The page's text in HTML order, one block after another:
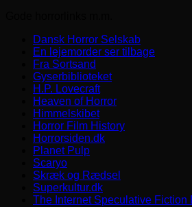
Dansk Horror Selskab
En lejemorder ser tilbage
Fra Sortsand
Gyserbiblioteket
H.P. Lovecraft
Heaven of Horror
Himmelskibet
Horror Film History
Horrorsiden.dk
Planet Pulp
Scaryo
Skræk og Rædsel
Superkultur.dk
The Internet Speculative Fiction